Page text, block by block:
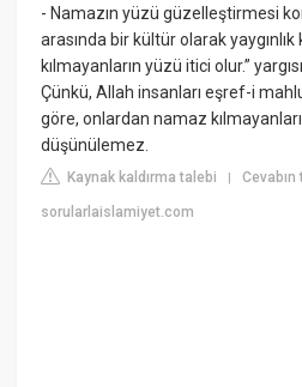
- Namazın yüzü güzelleştirmesi
arasında bir kültür olarak yaygınlık
kılmayanların yüzü itici olur.”
Çünkü, Allah insanları eşref-i
göre, onlardan namaz
düşünülemez.
Kaynak kaldırma talebi |Cevabın
sorularlaislamiyet.com